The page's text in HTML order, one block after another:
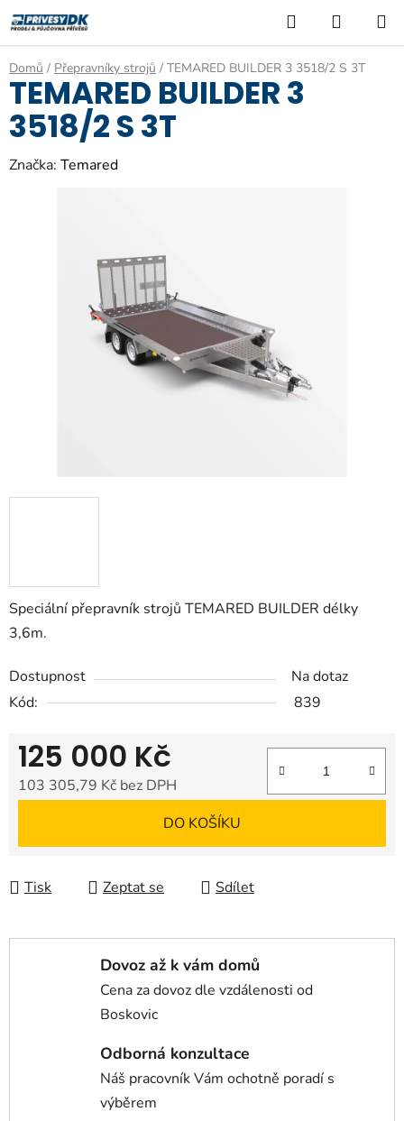
na
obsah
Hledat
KOŠÍK
Domů / Přepravníky strojů / TEMARED BUILDER 3 3518/2 S 3T
Speciální přepravník strojů TEMARED BUILDER délky
3,6m.
Dostupnost
Na dotaz
Kód:
839
125 000 Kč
103 305,79 Kč bez DPH
DO KOŠÍKU
Tisk Zeptat se Sdílet
TEMARED BUILDER 3
3518/2 S 3T
Značka: Temared
Dovoz až k vám domů
Cena za dovoz dle vzdálenosti od
Boskovic
Odborná konzultace
Náš pracovník Vám ochotně poradí s
výběrem